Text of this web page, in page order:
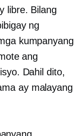
libre. Bilang
ng
kumpanyang
ang
Dahil dito,
ay malayang